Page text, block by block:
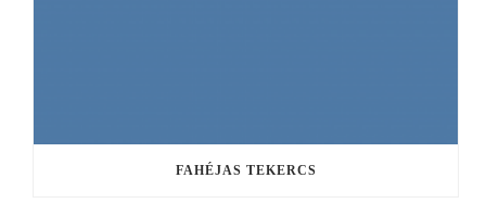
FAHÉJAS TEKERCS